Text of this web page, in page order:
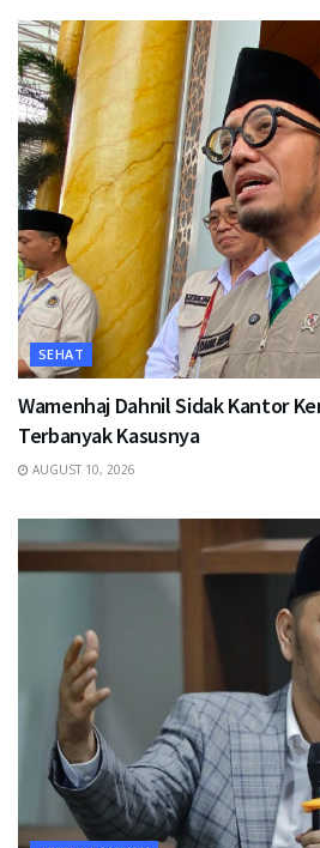
SEHAT
Wamenhaj Dahnil Sidak Kantor
Terbanyak Kasusnya
AUGUST 10, 2026